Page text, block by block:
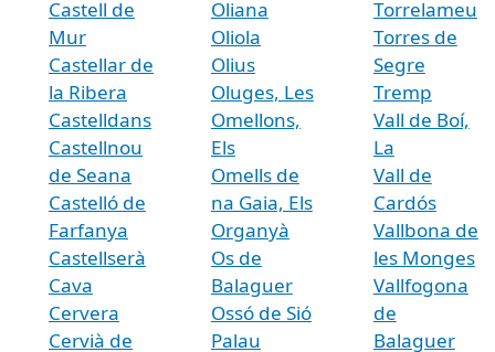
Castell de
Mur
Castellar de
la Ribera
Castelldans
Castellnou
de Seana
Castelló de
Farfanya
Castellserà
Cava
Cervera
Cervià de
Oliana
Oliola
Olius
Oluges, Les
Omellons,
Els
Omells de
na Gaia, Els
Organyà
Os de
Balaguer
Ossó de Sió
Palau
Torrelameu
Torres de
Segre
Tremp
Vall de Boí,
La
Vall de
Cardós
Vallbona de
les Monges
Vallfogona
de
Balaguer